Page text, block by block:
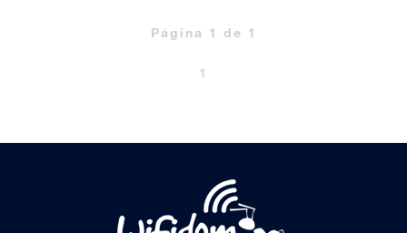
Página 1 de 1
1